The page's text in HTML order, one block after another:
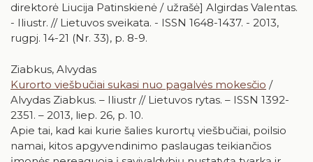
direktorė Liucija Patinskienė / užrašė] Algirdas Valentas.
- Iliustr. // Lietuvos sveikata. - ISSN 1648-1437. - 2013,
rugpj. 14-21 (Nr. 33), p. 8-9.
Ziabkus, Alvydas
Kurorto viešbučiai sukasi nuo pagalvės mokesčio /
Alvydas Ziabkus. – Iliustr // Lietuvos rytas. – ISSN 1392-
2351. – 2013, liep. 26, p. 10.
Apie tai, kad kai kurie šalies kurortų viešbučiai, poilsio
namai, kitos apgyvendinimo paslaugas teikiančios